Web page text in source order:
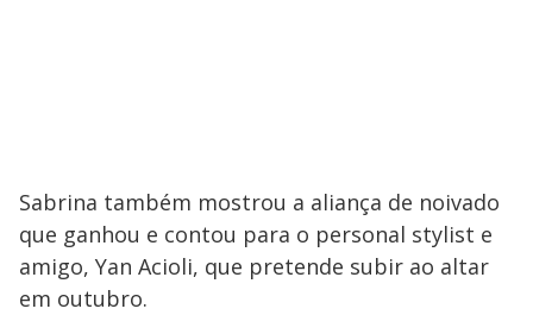
Sabrina também mostrou a aliança de noivado
que ganhou e contou para o personal stylist e
amigo, Yan Acioli, que pretende subir ao altar
em outubro.